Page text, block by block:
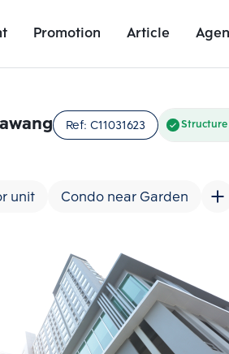
Promotion Article
Unit
Ref: C11031623 Structure
unit Condo near Garden
Add comparative units
Number 2